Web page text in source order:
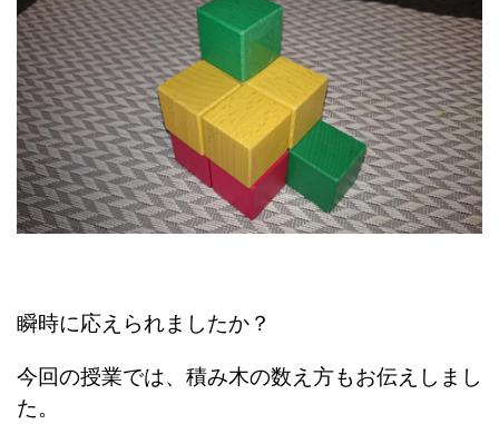
瞬時に応えられましたか？
今回の授業では、積み木の数え方もお伝えしまし
た。